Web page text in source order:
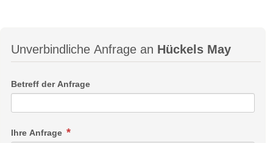
Unverbindliche Anfrage an Hückels May
Betreff der Anfrage
Ihre Anfrage